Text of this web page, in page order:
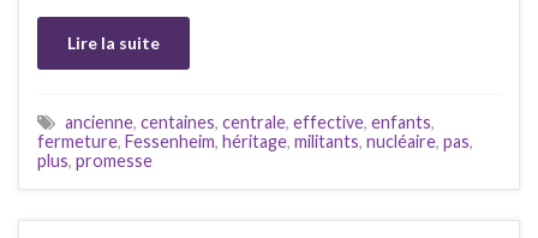
Lire la suite
ancienne, centaines, centrale, effective, enfants,
fermeture, Fessenheim, héritage, militants, nucléaire, pas,
plus, promesse